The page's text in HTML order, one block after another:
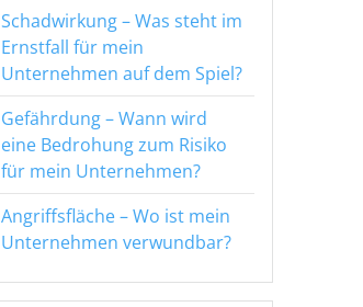
Schadwirkung – Was steht im
Ernstfall für mein
Unternehmen auf dem Spiel?
Gefährdung – Wann wird
eine Bedrohung zum Risiko
für mein Unternehmen?
Angriffsfläche – Wo ist mein
Unternehmen verwundbar?